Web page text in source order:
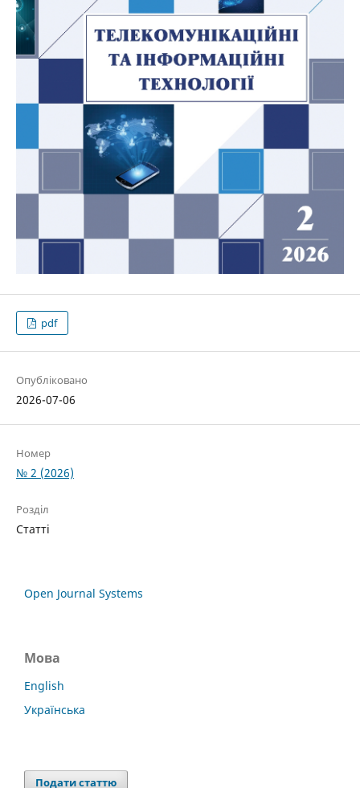
pdf
Опубліковано
2026-07-06
Номер
№ 2 (2026)
Розділ
Статті
Open Journal Systems
Мова
English
Українська
Подати статтю